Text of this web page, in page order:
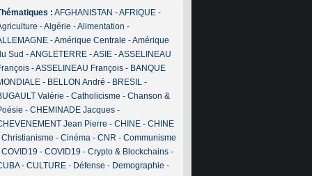
: AFGHANISTAN -AFRIQUE-
-Algérie -Alimentation -
-Amérique Centrale -Amérique
Sud -ANGLETERRE-ASIE-ASSELINEAU
-ASSELINEAU François- BANQUE
- BELLON André - BRESIL-
Valérie - Catholicisme - Chanson &
- CHEMINADE Jacques-
Jean Pierre - CHINE- CHINE
Christianisme - Cinéma- CNR - Communisme
COVID19 - COVID19 - Crypto & Blockchains-
- CULTURE- Défense - Demographie -